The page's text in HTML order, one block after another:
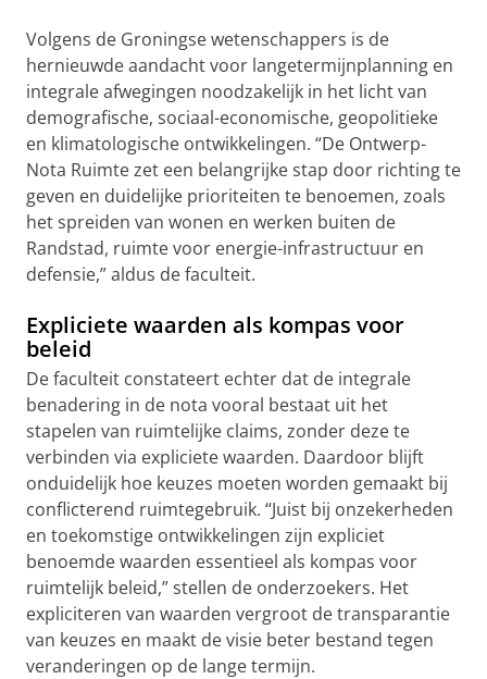
Volgens de Groningse wetenschappers is de
hernieuwde aandacht voor langetermijnplanning en
integrale afwegingen noodzakelijk in het licht van
demografische, sociaal-economische, geopolitieke
en klimatologische ontwikkelingen. “De Ontwerp-
Nota Ruimte zet een belangrijke stap door richting te
geven en duidelijke prioriteiten te benoemen, zoals
het spreiden van wonen en werken buiten de
Randstad, ruimte voor energie-infrastructuur en
defensie,” aldus de faculteit.
Expliciete waarden als kompas voor
beleid
De faculteit constateert echter dat de integrale
benadering in de nota vooral bestaat uit het
stapelen van ruimtelijke claims, zonder deze te
verbinden via expliciete waarden. Daardoor blijft
onduidelijk hoe keuzes moeten worden gemaakt bij
conflicterend ruimtegebruik. “Juist bij onzekerheden
en toekomstige ontwikkelingen zijn expliciet
benoemde waarden essentieel als kompas voor
ruimtelijk beleid,” stellen de onderzoekers. Het
expliciteren van waarden vergroot de transparantie
van keuzes en maakt de visie beter bestand tegen
veranderingen op de lange termijn.